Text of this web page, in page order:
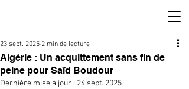
Algérie : Un acquittement sans fin de
peine pour Saïd Boudour
23 sept. 2025 2 min de lecture
Dernière mise à jour : 24 sept. 2025